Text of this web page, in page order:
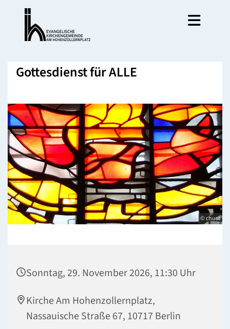
Gottesdienst für ALLE
© chust
Sonntag, 29. November 2026, 11:30 Uhr
Kirche Am Hohenzollernplatz,
Nassauische Straße 67, 10717 Berlin